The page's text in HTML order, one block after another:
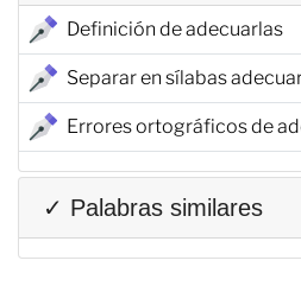
Definición de adecuarlas
Separar en sílabas
Errores ortográficos de
✓ Palabras similares